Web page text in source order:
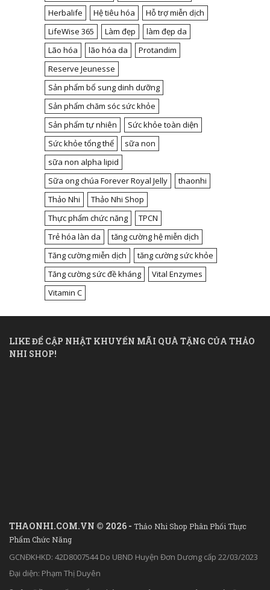
Herbalife
Hệ tiêu hóa
Hỗ trợ miễn dịch
LifeWise 365
Làm đẹp
làm đẹp da
Lão hóa
lão hóa da
Protandim
Reserve Jeunesse
Sản phẩm bổ sung dinh dưỡng
Sản phẩm chăm sóc sức khỏe
Sản phẩm tự nhiên
Sức khỏe toàn diện
Sức khỏe tổng thể
sữa non
sữa non alpha lipid
Sữa ong chúa Forever Royal Jelly
thaonhi
Thảo Nhi
Thảo Nhi Shop
Thực phẩm chức năng
TPCN
Trẻ hóa làn da
tăng cường hệ miễn dịch
Tăng cường miễn dịch
tăng cường sức khỏe
Tăng cường sức đề kháng
Vital Enzymes
Vitamin C
LIKE ĐỂ CẬP NHẬT KHUYẾN MÃI QUÀ TẶNG CỦA THẢO
NHI SHOP!
THAONHI.COM.VN © 2026 - Thảo Nhi Shop Phân Phối Thực
Phẩm Chức Năng
GCNĐKHKD: 42D8007544 Do UBND Huyện Đơn Dương cấp 22/03/2023
Đại diện: Phạm Thị Duyên